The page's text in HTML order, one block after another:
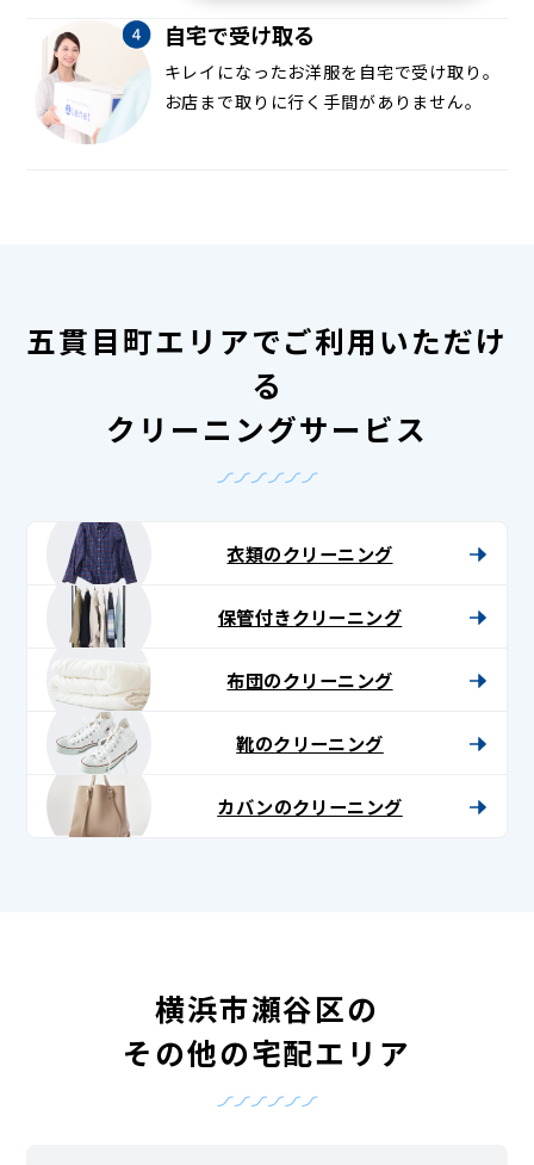
自宅で受け取る
キレイになったお洋服を自宅で受け取り。
お店まで取りに行く手間がありません。
五貫目町エリアでご利用いただけ
る
クリーニングサービス
衣類のクリーニング
保管付きクリーニング
布団のクリーニング
靴のクリーニング
カバンのクリーニング
横浜市瀬谷区の
その他の宅配エリア